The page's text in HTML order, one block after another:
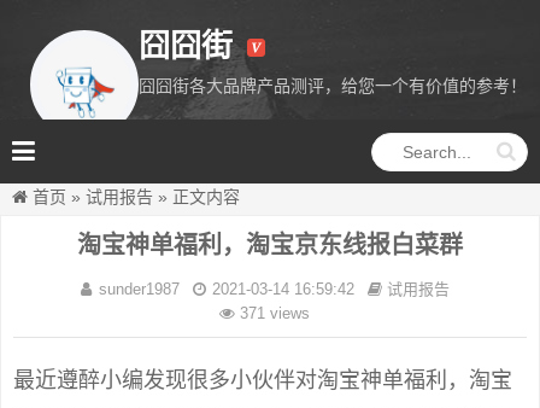
囧囧街
囧囧街各大品牌产品测评，给您一个有价值的参考！
首页 » 试用报告 » 正文内容
淘宝神单福利，淘宝京东线报白菜群
sunder1987 2021-03-14 16:59:42
试用报告
371 views
最近遵醉小编发现很多小伙伴对淘宝神单福利，淘宝